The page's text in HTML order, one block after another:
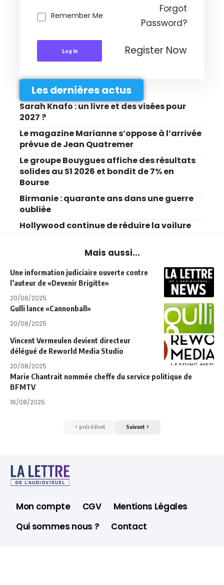
Remember Me
Forgot
Password?
Log In Register Now
Les dernières actus
Sarah Knafo : un livre et des visées pour
2027 ?
Le magazine Marianne s’oppose à l’arrivée
prévue de Jean Quatremer
Le groupe Bouygues affiche des résultats
solides au S1 2026 et bondit de 7% en
Bourse
Birmanie : quarante ans dans une guerre
oubliée
Hollywood continue de réduire la voilure
Mais aussi...
Une information judiciaire ouverte contre
l’auteur de «Devenir Brigitte»
20/08/2025
Gulli lance «Cannonball»
20/08/2025
Vincent Vermeulen devient directeur
délégué de Reworld Media Studio
20/08/2025
Marie Chantrait nommée cheffe du service politique de
BFMTV
16/08/2025
précédent Suivant
Mon compte CGV
Mentions Légales
Qui sommes nous ?
Contact